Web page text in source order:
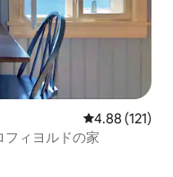
レビュー121
4.88 (121)
フィヨルドの家